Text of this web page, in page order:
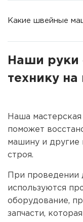
Какие швейные
Наши руки
технику на
Наша
поможет
машину и
строя.
При проведении
используются
оборудование,
запчасти,